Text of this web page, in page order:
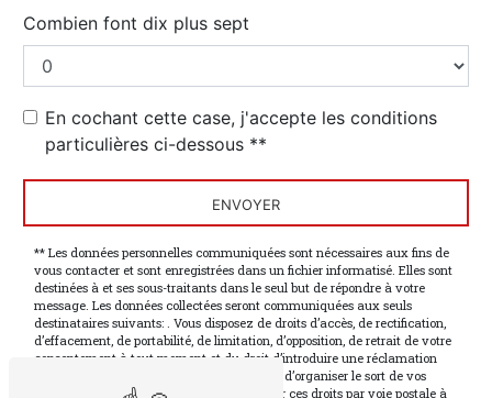
Combien font dix plus sept
En cochant cette case, j'accepte les conditions
particulières ci-dessous **
ENVOYER
** Les données personnelles communiquées sont nécessaires aux fins de
vous contacter et sont enregistrées dans un fichier informatisé. Elles sont
destinées à et ses sous-traitants dans le seul but de répondre à votre
message. Les données collectées seront communiquées aux seuls
destinataires suivants: . Vous disposez de droits d’accès, de rectification,
d’effacement, de portabilité, de limitation, d’opposition, de retrait de votre
consentement à tout moment et du droit d’introduire une réclamation
auprès d’une autorité de contrôle, ainsi que d’organiser le sort de vos
données post-mortem. Vous pouvez exercer ces droits par voie postale à